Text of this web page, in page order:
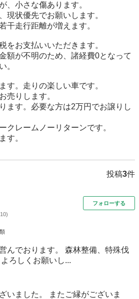
、小さな傷あります。
現状優先でお願いします。
干走行距離が増えます。
をお支払いいただきます。
額が不明のため、諸経費0となって
。
す。走りの楽しい車です。
売りします。
ます。必要な方は2万円でお譲りし
クレームノーリターンです。
す。
投稿3件
10)
フォローする
んでおります。 森林整備、特殊伐
ろしくお願いし...
いました。 またご縁がございま